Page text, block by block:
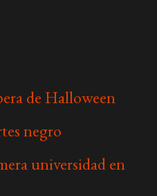
de Halloween
negro
universidad en